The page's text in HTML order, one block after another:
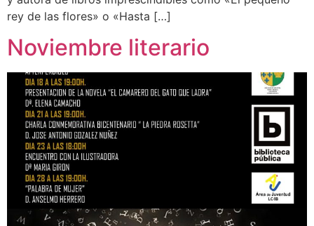
rey de las flores» o «Hasta […]
Noviembre literario